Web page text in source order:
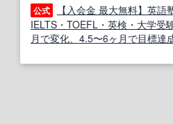
公式
【入会金 最大無料】英語
IELTS・TOEFL・英検・大学受
月で変化、4.5〜6ヶ月で目標達成